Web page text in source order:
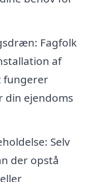
Fagfolk
af
fungerer
ejendoms
Selv
der opstå